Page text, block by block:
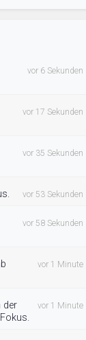
vor 6 Sekunden
vor 17 Sekunden
vor 35 Sekunden
vor 53 Sekunden
vor 58 Sekunden
vor 1 Minute
der
vor 1 Minute